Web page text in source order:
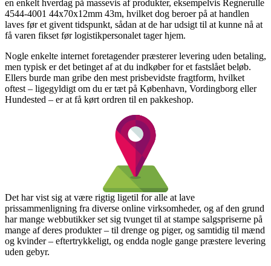
en enkelt hverdag på massevis af produkter, eksempelvis Regnerulle
4544-4001 44x70x12mm 43m, hvilket dog beroer på at handlen
laves før et givent tidspunkt, sådan at de har udsigt til at kunne nå at
få varen fikset før logistikpersonalet tager hjem.
Nogle enkelte internet foretagender præsterer levering uden betaling,
men typisk er det betinget af at du indkøber for et fastslået beløb.
Ellers burde man gribe den mest prisbevidste fragtform, hvilket
oftest – ligegyldigt om du er tæt på København, Vordingborg eller
Hundested – er at få kørt ordren til en pakkeshop.
Det har vist sig at være rigtig ligetil for alle at lave
prissammenligning fra diverse online virksomheder, og af den grund
har mange webbutikker set sig tvunget til at stampe salgspriserne på
mange af deres produkter – til drenge og piger, og samtidig til mænd
og kvinder – eftertrykkeligt, og endda nogle gange præstere levering
uden gebyr.